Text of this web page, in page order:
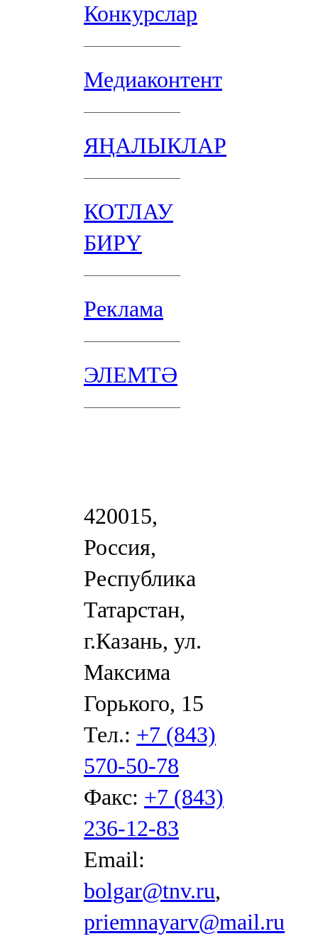
Конкурслар
Медиаконтент
ЯҢАЛЫКЛАР
КОТЛАУ
БИРҮ
Реклама
ЭЛЕМТӘ
420015,
Россия,
Республика
Татарстан,
г.Казань, ул.
Максима
Горького, 15
Тел.: +7 (843)
570-50-78
Факс: +7 (843)
236-12-83
Email:
bolgar@tnv.ru,
priemnayarv@mail.ru